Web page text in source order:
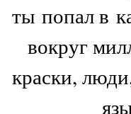
ты попал в
вокруг
краски,